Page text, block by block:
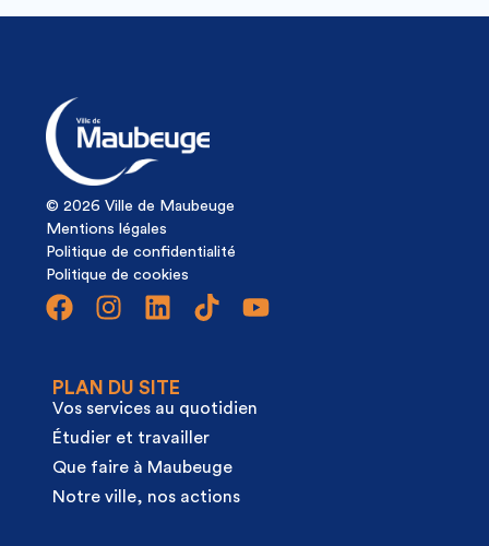
© 2026 Ville de Maubeuge
Mentions légales
Politique de confidentialité
Politique de cookies
PLAN DU SITE
Vos services au quotidien
Étudier et travailler
Que faire à Maubeuge
Notre ville, nos actions